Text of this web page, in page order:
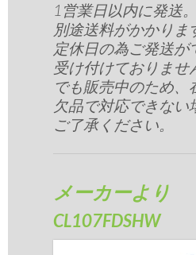
1営業日以内に発送
別途送料がかかり
定休日の為ご発送が
受け付けておりませ
でも販売中のため
欠品で対応できない
ご了承ください。
メーカーより
CL107FDSHW